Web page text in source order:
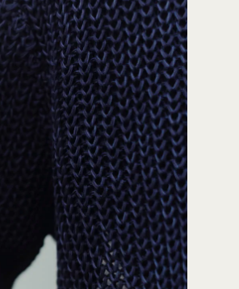
XL號、運動鞋28.0cm
褲L號、運動鞋25.0cm